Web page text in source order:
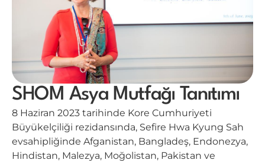
SHOM Asya Mutfağı Tanıtımı
8 Haziran 2023 tarihinde Kore Cumhuriyeti
Büyükelçiliği rezidansında, Sefire Hwa Kyung Sah
evsahipliğinde Afganistan, Bangladeş, Endonezya,
Hindistan, Malezya, Moğolistan, Pakistan ve